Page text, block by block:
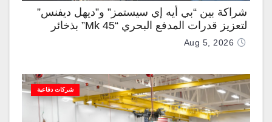
شراكة بين “بي أيه إي سيستمز” و”ديهل ديفنس”
لتعزيز قدرات المدفع البحري “Mk 45” بذخائر
موجهة وصواريخ “IRIS-T”
Aug 5, 2026
شركات دفاعية